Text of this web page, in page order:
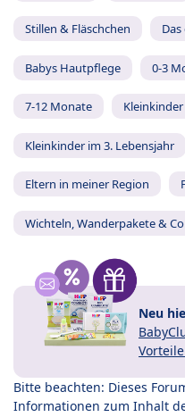
Stillen & Fläschchen
Babys Hautpflege 0-3
7-12 Monate
Kleinkinder im 3. Lebensjahr
Eltern in meiner Region
Wichteln, Wanderpakete & Co
Neu
Vorteile
Bitte beachten: Dieses
Informationen zum Inhalt